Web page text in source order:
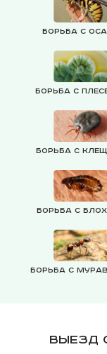
Борьба с
Борьба с
Борьба с
Борьба с
Борьба с
Выезд